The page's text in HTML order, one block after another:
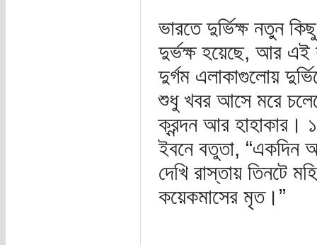
ভারতে দুর্ভিক্ষ নতুন
দুর্ভক্ষ হয়েছে, আর এই
দুর্গম এলাকাগুলোয়
শুধু খবর আসে মরে
ক্রন্দন আর হাহাকার।
ইবনে বতুতা, “একদিন
দেখি রাস্তায় তিনটে
কয়েকমাসের মৃত।”